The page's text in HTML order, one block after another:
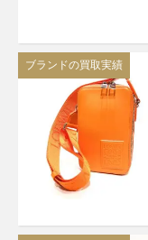
ブランドの買取実績